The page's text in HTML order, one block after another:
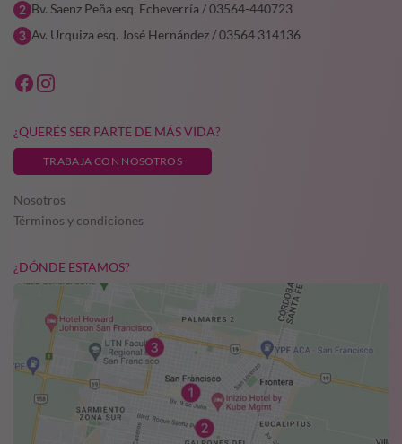
Bv. Saenz Peña esq. Echeverría / 03564-440723
Av. Urquiza esq. José Hernández / 03564 314136
¿QUERÉS SER PARTE DE MÁS VIDA?
TRABAJA CON NOSOTROS
Nosotros
Términos y condiciones
¿DÓNDE ESTAMOS?